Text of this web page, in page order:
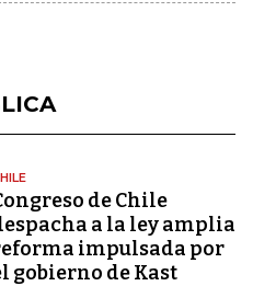
de Chile
a la ley amplia
impulsada por
gobierno de Kast